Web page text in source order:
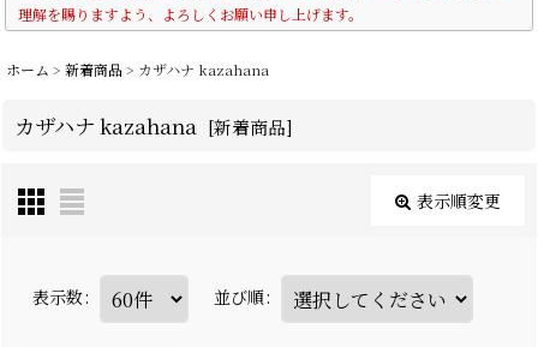
理解を賜りますよう、よろしくお願い申し上げます。
ホーム > 新着商品> カザハナ kazahana
カザハナ kazahana [新着商品]
表示順変更
表示数: 並び順: